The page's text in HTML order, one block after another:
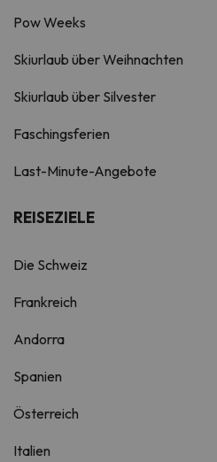
Pow Weeks
Skiurlaub über Weihnachten
Skiurlaub über Silvester
Faschingsferien
Last-Minute-Angebote
REISEZIELE
Die Schweiz
Frankreich
Andorra
Spanien
Österreich
Italien